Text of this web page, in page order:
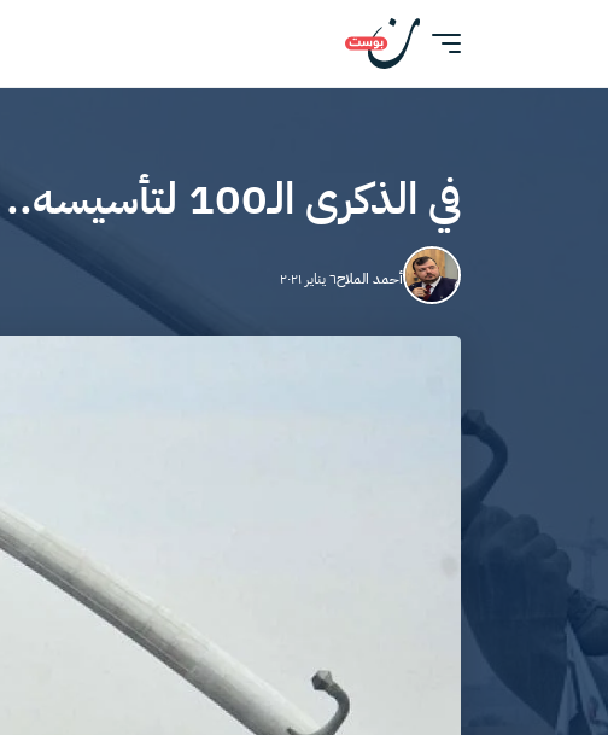
في الذكرى الـ100 لتأسيسه.. 8 كُتب للاطلاع على تاريخ الجيش العراقي
أحمد الملاح٦ يناير ٢٠٢١